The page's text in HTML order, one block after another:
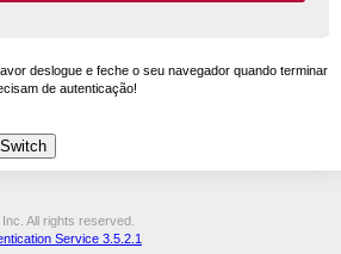
deslogue e feche o seu navegador quando terminar
de autenticação!
All rights reserved.
Service 3.5.2.1